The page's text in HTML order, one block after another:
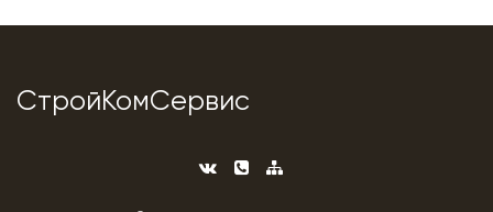
СтройКомСервис